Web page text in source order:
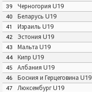
39
Черногория U19
40
Беларусь U19
41
Израиль U19
42
Эстония U19
43
Мальта U19
44
Кипр U19
45
Албания U19
46
Босния и Герцеговина U19
47
Люксембург U19